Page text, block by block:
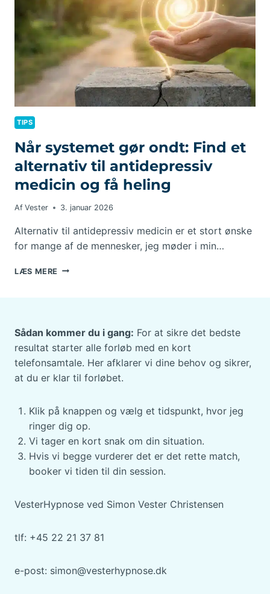
TIPS
Når systemet gør ondt: Find et
alternativ til antidepressiv
medicin og få heling
Af Vester 3. januar 2026
Alternativ til antidepressiv medicin er et stort ønske
for mange af de mennesker, jeg møder i min…
LÆS MERE NÅR
ALTERNATIV
TIL
ANTIDEPRESSIV
MEDICIN
HELING
Sådan kommer du i gang: For at sikre det bedste
resultat starter alle forløb med en kort
telefonsamtale. Her afklarer vi dine behov og sikrer,
at du er klar til forløbet.
Klik på knappen og vælg et tidspunkt, hvor jeg
ringer dig op.
Vi tager en kort snak om din situation.
Hvis vi begge vurderer det er det rette match,
booker vi tiden til din session.
VesterHypnose ved Simon Vester Christensen
tlf: +45 22 21 37 81
e-post: simon@vesterhypnose.dk